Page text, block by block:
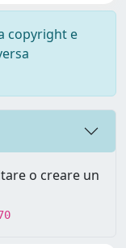
copyright e
o creare un